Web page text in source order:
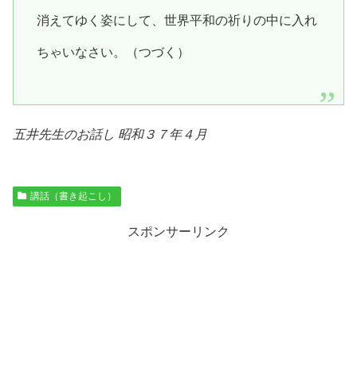
消えてゆく姿にして、世界平和の祈りの中に入れ
ちゃいなさい。（つづく）
五井先生のお話し 昭和３７年４月
講話（書き起こし）
スポンサーリンク